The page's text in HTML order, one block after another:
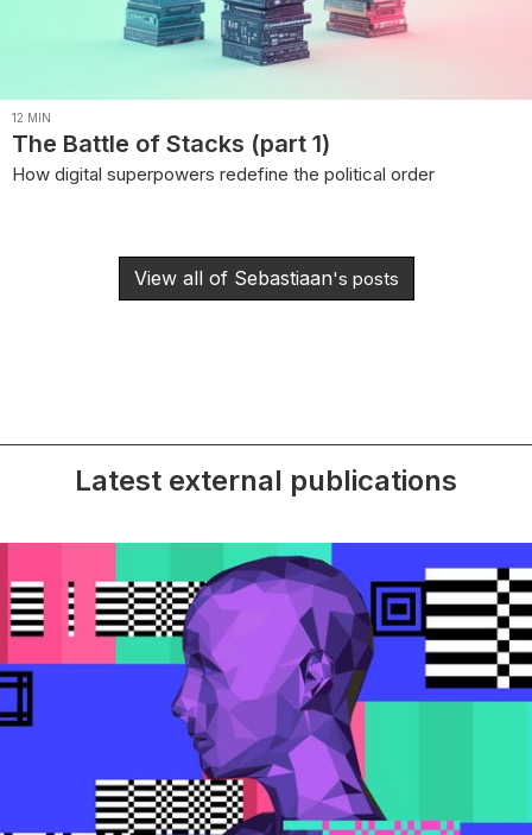
12 MIN
The Battle of Stacks (part 1)
How digital superpowers redefine the political order
View all of Sebastiaan's posts
Latest external publications